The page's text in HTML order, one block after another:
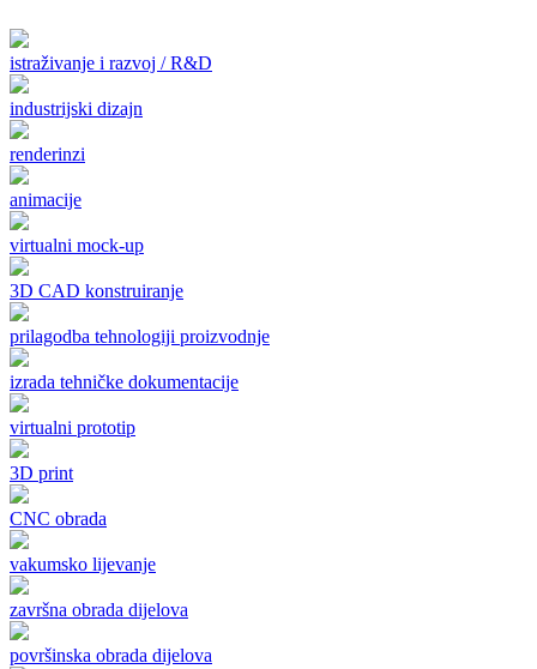
istraživanje i razvoj / R&D
industrijski dizajn
renderinzi
animacije
virtualni mock-up
3D CAD konstruiranje
prilagodba tehnologiji proizvodnje
izrada tehničke dokumentacije
virtualni prototip
3D print
CNC obrada
vakumsko lijevanje
završna obrada dijelova
površinska obrada dijelova